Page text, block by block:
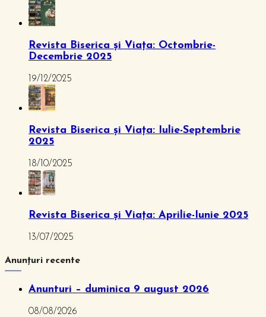
Revista Biserica și Viața: Octombrie-
Decembrie 2025
19/12/2025
Revista Biserica și Viața: Iulie-Septembrie
2025
18/10/2025
Revista Biserica și Viața: Aprilie-Iunie 2025
13/07/2025
Anunțuri recente
Anunturi – duminica 9 august 2026
08/08/2026